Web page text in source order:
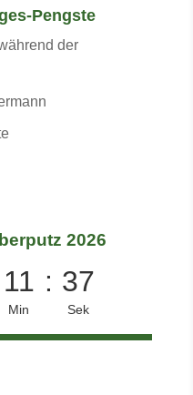
Pengste
der
2026
11
Min
: 37
Sek